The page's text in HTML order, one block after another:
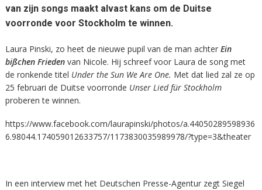
van zijn songs maakt alvast kans om de Duitse
voorronde voor Stockholm te winnen.
Laura Pinski, zo heet de nieuwe pupil van de man achter Ein
bißchen Frieden van Nicole. Hij schreef voor Laura de song met
de ronkende titel Under the Sun We Are One. Met dat lied zal ze op
25 februari de Duitse voorronde Unser Lied für Stockholm
proberen te winnen.
https://www.facebook.com/laurapinski/photos/a.44050289598936
6.98044.174059012633757/1173830035989978/?type=3&theater
In een interview met het Deutschen Presse-Agentur zegt Siegel